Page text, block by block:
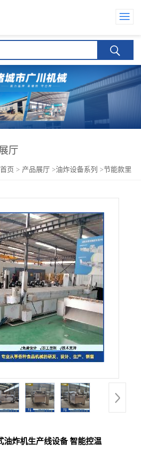
厅
页 > 产品展厅 >油炸设备系列 >节能款里
油炸机生产线设备 智能控温